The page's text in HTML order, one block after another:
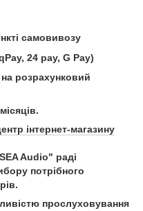
самовивозу
24 pay, G Pay)
на розрахунковий
інтернет-магазину
Audio" раді
потрібного
прослуховування